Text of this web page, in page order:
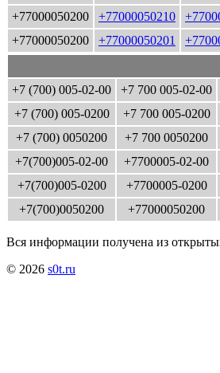
+77000050200
+77000050210
+77000050200
+77000050201
+7 (700) 005-02-00
+7 700 005-02-00
+7 (700) 005-0200
+7 700 005-0200
+7 (700) 0050200
+7 700 0050200
+7(700)005-02-00
+7700005-02-00
+7(700)005-0200
+7700005-0200
+7(700)0050200
+77000050200
Вся информации получена из
© 2026 s0t.ru